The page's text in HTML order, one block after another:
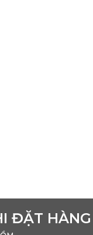
ĐẶT HÀNG